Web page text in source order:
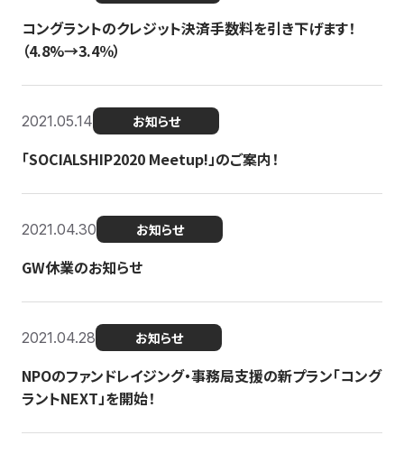
コングラントのクレジット決済手数料を引き下げます！
（4.8%→3.4％）
2021.05.14 お知らせ
「SOCIALSHIP2020 Meetup!」のご案内！
2021.04.30 お知らせ
GW休業のお知らせ
2021.04.28 お知らせ
NPOのファンドレイジング・事務局支援の新プラン「コング
ラントNEXT」を開始！